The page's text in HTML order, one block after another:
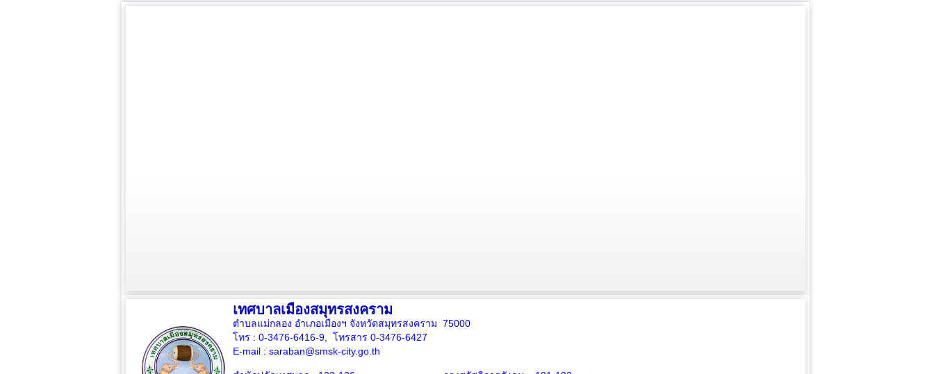
เทศบาลเมืองสมุทรสงคราม
ตำบลแม่กลอง อำเภอเมืองฯ จังหวัดสมุทรสงคราม 75000
โทร : 0-3476-6416-9, โทรสาร 0-3476-6427
E-mail : saraban@smsk-city.go.th